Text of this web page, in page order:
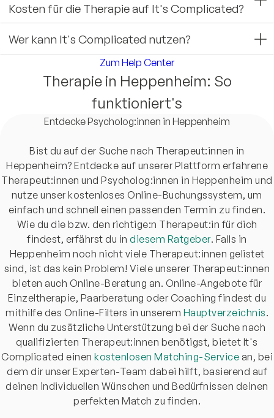
Kosten für die Therapie auf It's Complicated?
Wer kann It's Complicated nutzen?
Zum Help Center
Therapie in Heppenheim: So
funktioniert's
Entdecke Psycholog:innen in Heppenheim
Bist du auf der Suche nach Therapeut:innen in
Heppenheim? Entdecke auf unserer Plattform erfahrene
Therapeut:innen und Psycholog:innen in Heppenheim und
nutze unser kostenloses Online-Buchungssystem, um
einfach und schnell einen passenden Termin zu finden.
Wie du die bzw. den richtige:n Therapeut:in für dich
findest, erfährst du indiesem Ratgeber. Falls in
Heppenheim noch nicht viele Therapeut:innen gelistet
sind, ist das kein Problem! Viele unserer Therapeut:innen
bieten auch Online-Beratung an. Online-Angebote für
Einzeltherapie, Paarberatung oder Coaching findest du
mithilfe des Online-Filters in unserem Hauptverzeichnis.
Wenn du zusätzliche Unterstützung bei der Suche nach
qualifizierten Therapeut:innen benötigst, bietet It's
Complicated einen kostenlosen Matching-Service an, bei
dem dir unser Experten-Team dabei hilft, basierend auf
deinen individuellen Wünschen und Bedürfnissen deinen
perfekten Match zu finden.